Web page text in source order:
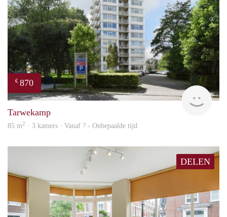
€ 870
rent
Tarwekamp
85 m2 · 3 kamers · Vanaf ? - Onbepaalde tijd
DELEN